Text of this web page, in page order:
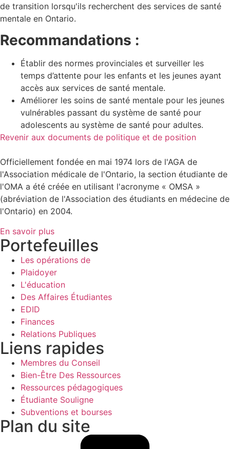
de transition lorsqu'ils recherchent des services de santé
mentale en Ontario.
Recommandations :
Établir des normes provinciales et surveiller les
temps d’attente pour les enfants et les jeunes ayant
accès aux services de santé mentale.
Améliorer les soins de santé mentale pour les jeunes
vulnérables passant du système de santé pour
adolescents au système de santé pour adultes.
Revenir aux documents de politique et de position
Officiellement fondée en mai 1974 lors de l'AGA de
l'Association médicale de l'Ontario, la section étudiante de
l'OMA a été créée en utilisant l'acronyme « OMSA »
(abréviation de l'Association des étudiants en médecine de
l'Ontario) en 2004.
En savoir plus
Portefeuilles
Les opérations de
Plaidoyer
L'éducation
Des Affaires Étudiantes
EDID
Finances
Relations Publiques
Liens rapides
Membres du Conseil
Bien-Être Des Ressources
Ressources pédagogiques
Étudiante Souligne
Subventions et bourses
Plan du site